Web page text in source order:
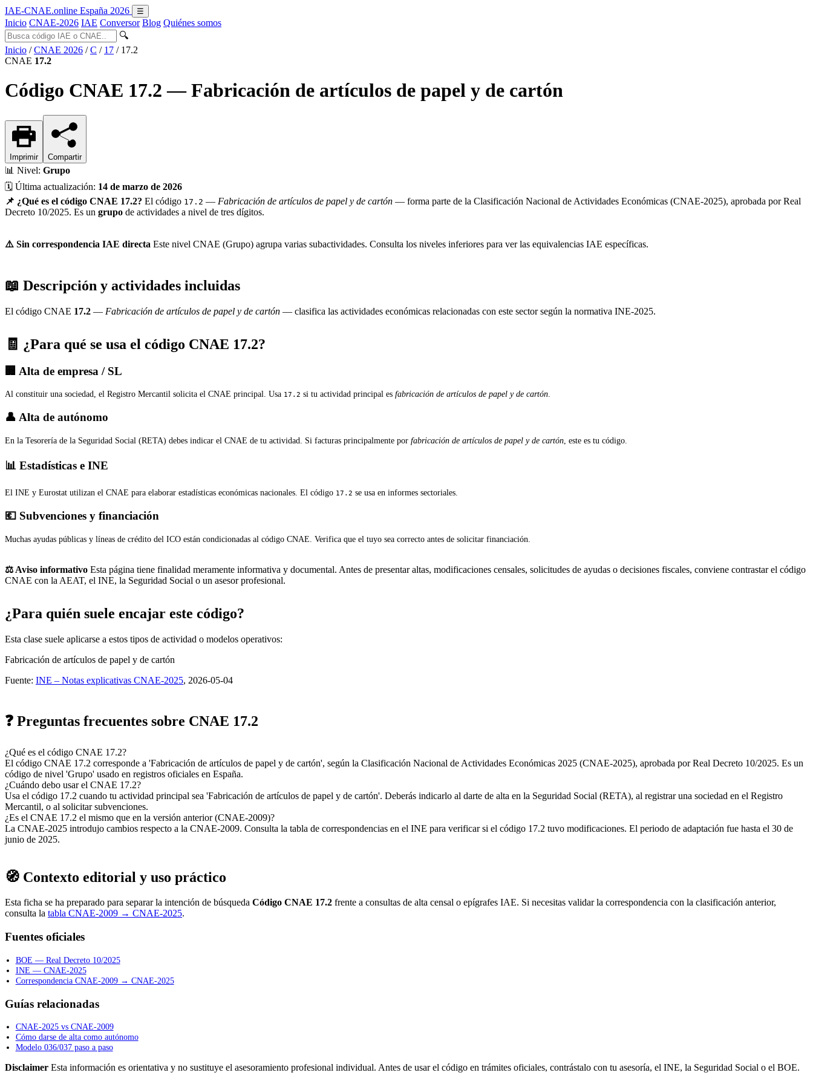
IAE-CNAE.online España 2026 ☰
Inicio CNAE-2026 IAE Conversor Blog Quiénes somos
🔍
Inicio / CNAE 2026 / C / 17 / 17.2
CNAE 17.2
Código CNAE 17.2 — Fabricación de artículos de papel y de cartón
Imprimir Compartir
📊 Nivel: Grupo
🗓️ Última actualización: 14 de marzo de 2026
📌 ¿Qué es el código CNAE 17.2? El código 17.2 — Fabricación de artículos de papel y de cartón — forma parte de la Clasificación Nacional de Actividades Económicas (CNAE-2025), aprobada por Real
Decreto 10/2025. Es un grupo de actividades a nivel de tres dígitos.
⚠️ Sin correspondencia IAE directa Este nivel CNAE (Grupo) agrupa varias subactividades. Consulta los niveles inferiores para ver las equivalencias IAE específicas.
📖 Descripción y actividades incluidas
El código CNAE 17.2 — Fabricación de artículos de papel y de cartón — clasifica las actividades económicas relacionadas con este sector según la normativa INE-2025.
🧾 ¿Para qué se usa el código CNAE 17.2?
🏢 Alta de empresa / SL
Al constituir una sociedad, el Registro Mercantil solicita el CNAE principal. Usa 17.2 si tu actividad principal es fabricación de artículos de papel y de cartón.
👤 Alta de autónomo
En la Tesorería de la Seguridad Social (RETA) debes indicar el CNAE de tu actividad. Si facturas principalmente por fabricación de artículos de papel y de cartón , este es tu código.
📊 Estadísticas e INE
El INE y Eurostat utilizan el CNAE para elaborar estadísticas económicas nacionales. El código 17.2 se usa en informes sectoriales.
💶 Subvenciones y financiación
Muchas ayudas públicas y líneas de crédito del ICO están condicionadas al código CNAE. Verifica que el tuyo sea correcto antes de solicitar financiación.
⚖️ Aviso informativo Esta página tiene finalidad meramente informativa y documental. Antes de presentar altas, modificaciones censales, solicitudes de ayudas o decisiones fiscales, conviene contrastar el código
CNAE con la AEAT, el INE, la Seguridad Social o un asesor profesional.
¿Para quién suele encajar este código?
Esta clase suele aplicarse a estos tipos de actividad o modelos operativos:
Fabricación de artículos de papel y de cartón
Fuente: INE – Notas explicativas CNAE-2025, 2026-05-04
❓ Preguntas frecuentes sobre CNAE 17.2
¿Qué es el código CNAE 17.2?
El código CNAE 17.2 corresponde a 'Fabricación de artículos de papel y de cartón', según la Clasificación Nacional de Actividades Económicas 2025 (CNAE-2025), aprobada por Real Decreto 10/2025. Es un
código de nivel 'Grupo' usado en registros oficiales en España.
¿Cuándo debo usar el CNAE 17.2?
Usa el código 17.2 cuando tu actividad principal sea 'Fabricación de artículos de papel y de cartón'. Deberás indicarlo al darte de alta en la Seguridad Social (RETA), al registrar una sociedad en el Registro
Mercantil, o al solicitar subvenciones.
¿Es el CNAE 17.2 el mismo que en la versión anterior (CNAE-2009)?
La CNAE-2025 introdujo cambios respecto a la CNAE-2009. Consulta la tabla de correspondencias en el INE para verificar si el código 17.2 tuvo modificaciones. El periodo de adaptación fue hasta el 30 de
junio de 2025.
🧭 Contexto editorial y uso práctico
Esta ficha se ha preparado para separar la intención de búsqueda Código CNAE 17.2 frente a consultas de alta censal o epígrafes IAE. Si necesitas validar la correspondencia con la clasificación anterior,
consulta la tabla CNAE-2009 → CNAE-2025.
Fuentes oficiales
BOE — Real Decreto 10/2025
INE — CNAE-2025
Correspondencia CNAE-2009 → CNAE-2025
Guías relacionadas
CNAE-2025 vs CNAE-2009
Cómo darse de alta como autónomo
Modelo 036/037 paso a paso
Disclaimer Esta información es orientativa y no sustituye el asesoramiento profesional individual. Antes de usar el código en trámites oficiales, contrástalo con tu asesoría, el INE, la Seguridad Social o el BOE.